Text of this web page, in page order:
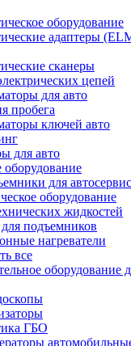
оборудование
адаптеры
сканеры
цепей
для авто
пробега
ключей авто
для авто
оборудование
для
оборудование
жидкостей
подъемников
нагреватели
все
оборудование
ГБО